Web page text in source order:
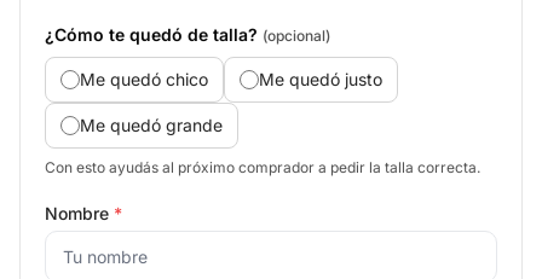
¿Cómo te quedó de talla? (opcional)
Me quedó chico Me quedó justo
Me quedó grande
Con esto ayudás al próximo comprador a pedir la talla correcta.
Nombre *